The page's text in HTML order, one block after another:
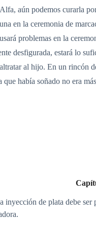
aún podemos curarla
en la ceremonia de
problemas en la
desfigurada, estará lo
al hijo. En un
había soñado no era
de plata debe